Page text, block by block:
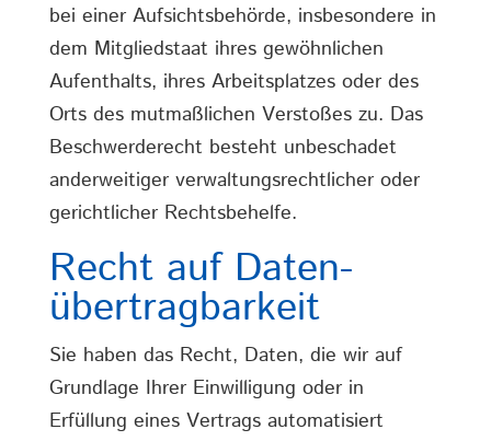
bei einer Aufsichtsbehörde, insbesondere in
dem Mitgliedstaat ihres gewöhnlichen
Aufenthalts, ihres Arbeitsplatzes oder des
Orts des mutmaßlichen Verstoßes zu. Das
Beschwerderecht besteht unbeschadet
anderweitiger verwaltungsrechtlicher oder
gerichtlicher Rechtsbehelfe.
Recht auf Daten­
übertrag­barkeit
Sie haben das Recht, Daten, die wir auf
Grundlage Ihrer Einwilligung oder in
Erfüllung eines Vertrags automatisiert